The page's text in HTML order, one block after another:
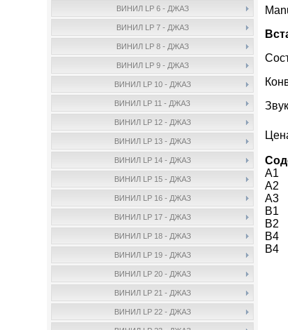
ВИНИЛ LP 6 - ДЖАЗ
ВИНИЛ LP 7 - ДЖАЗ
ВИНИЛ LP 8 - ДЖАЗ
ВИНИЛ LP 9 - ДЖАЗ
ВИНИЛ LP 10 - ДЖАЗ
ВИНИЛ LP 11 - ДЖАЗ
ВИНИЛ LP 12 - ДЖАЗ
ВИНИЛ LP 13 - ДЖАЗ
ВИНИЛ LP 14 - ДЖАЗ
ВИНИЛ LP 15 - ДЖАЗ
ВИНИЛ LP 16 - ДЖАЗ
ВИНИЛ LP 17 - ДЖАЗ
ВИНИЛ LP 18 - ДЖАЗ
ВИНИЛ LP 19 - ДЖАЗ
ВИНИЛ LP 20 - ДЖАЗ
ВИНИЛ LP 21 - ДЖАЗ
ВИНИЛ LP 22 - ДЖАЗ
A1
A2
A3
B1
B2
B4
B4